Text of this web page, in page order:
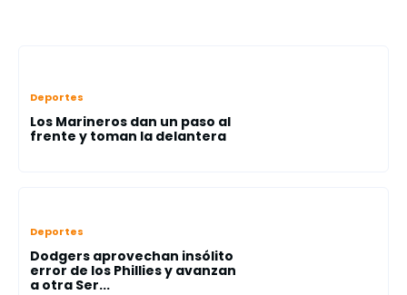
Deportes
Los Marineros dan un paso al
frente y toman la delantera
Deportes
Dodgers aprovechan insólito
error de los Phillies y avanzan
a otra Ser...